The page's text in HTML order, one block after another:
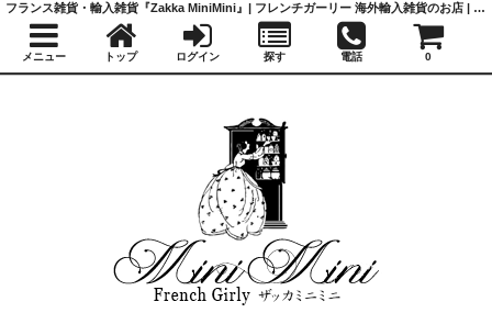
フランス雑貨・輸入雑貨『Zakka MiniMini』| フレンチガーリー 海外輸入雑貨のお店 | かわいい雑貨 | 蚤の市 | アンティーク
メニュー トップ ログイン 探す 電話 0